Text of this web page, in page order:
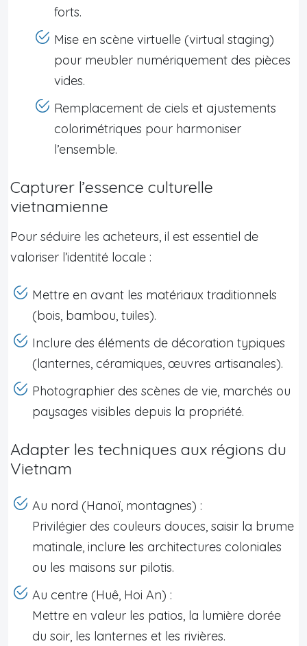
forts.
Mise en scène virtuelle (virtual staging)
pour meubler numériquement des pièces
vides.
Remplacement de ciels et ajustements
colorimétriques pour harmoniser
l’ensemble.
Capturer l’essence culturelle
vietnamienne
Pour séduire les acheteurs, il est essentiel de
valoriser l’identité locale :
Mettre en avant les matériaux traditionnels
(bois, bambou, tuiles).
Inclure des éléments de décoration typiques
(lanternes, céramiques, œuvres artisanales).
Photographier des scènes de vie, marchés ou
paysages visibles depuis la propriété.
Adapter les techniques aux régions du
Vietnam
Au nord (Hanoï, montagnes) :
Privilégier des couleurs douces, saisir la brume
matinale, inclure les architectures coloniales
ou les maisons sur pilotis.
Au centre (Huê, Hoi An) :
Mettre en valeur les patios, la lumière dorée
du soir, les lanternes et les rivières.